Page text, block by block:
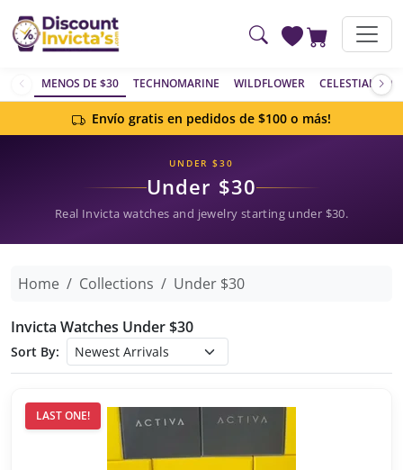
MENOS DE $30 TECHNOMARINE WILDFLOWER CELESTIAL
Envío gratis en pedidos de $100 o más!
UNDER $30
Under $30
Real Invicta watches and jewelry starting under $30.
Home Collections Under $30
Invicta Watches Under $30
Sort By:
LAST ONE!